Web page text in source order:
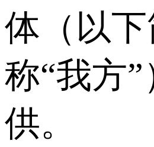
体（以
称“我方”
供。